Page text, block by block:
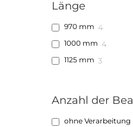
Länge
970 mm 4
1000 mm 4
1125 mm 3
Anzahl der
ohne Verarbeitung